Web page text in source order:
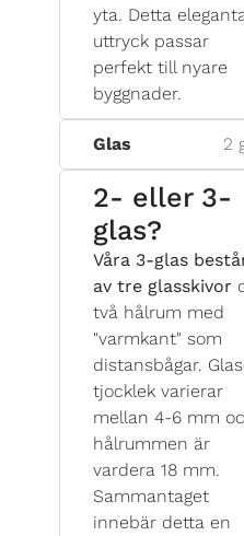
yta. Detta
uttryck passar
perfekt till nyare
byggnader.
Glas 2
2- eller 3-
glas?
Våra 3-glas
av tre glasskivor
två hålrum med
"varmkant" som
distansbågar.
tjocklek varierar
mellan 4-6 mm
hålrummen är
vardera 18 mm.
Sammantaget
innebär detta en